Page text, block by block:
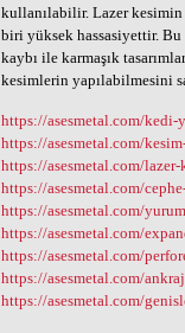
kullanılabilir. Lazer kesimin
biri yüksek hassasiyettir.
kaybı ile karmaşık
kesimlerin yapılabilmesini
https://asesmetal.com/kedi-
https://asesmetal.com/
https://asesmetal.com/lazer-
https://asesmetal.com/
https://asesmetal.com/
https://asesmetal.com/
https://asesmetal.com/
https://asesmetal.com/
https://asesmetal.com/